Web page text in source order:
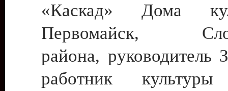
«Каскад» Дома
Первомайск,
района, руководитель
работник культуры